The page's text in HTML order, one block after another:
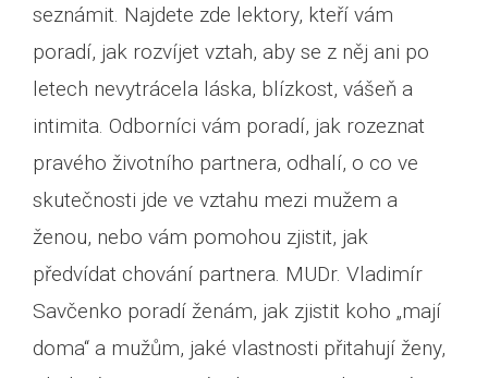
seznámit. Najdete zde lektory, kteří vám
poradí, jak rozvíjet vztah, aby se z něj ani po
letech nevytrácela láska, blízkost, vášeň a
intimita. Odborníci vám poradí, jak rozeznat
pravého životního partnera, odhalí, o co ve
skutečnosti jde ve vztahu mezi mužem a
ženou, nebo vám pomohou zjistit, jak
předvídat chování partnera. MUDr. Vladimír
Savčenko poradí ženám, jak zjistit koho „mají
doma“ a mužům, jaké vlastnosti přitahují ženy,